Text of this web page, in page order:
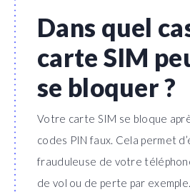
Dans quel
carte SIM
se bloquer ?
Votre carte SIM se bloque
codes PIN faux. Cela permet
frauduleuse de votre
de vol ou de perte par